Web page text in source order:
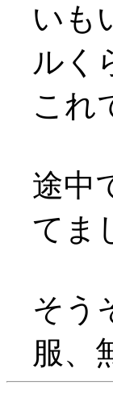
いも
ルく
これ
途中
てま
そう
服、